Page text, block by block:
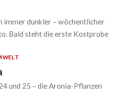
immer dunkler – wöchentlicher
Bald steht die erste Kostprobe
und 25 – die Aronia-Pflanzen